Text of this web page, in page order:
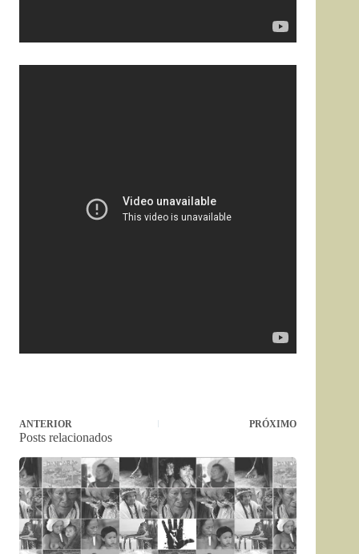
ANTERIOR PRÓXIMO
Posts relacionados